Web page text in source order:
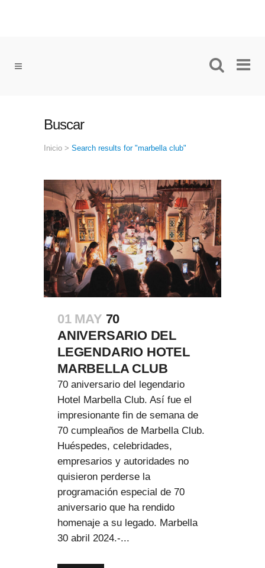
Buscar
Inicio > Search results for "marbella club"
01 MAY 70
ANIVERSARIO DEL
LEGENDARIO HOTEL
MARBELLA CLUB
70 aniversario del legendario
Hotel Marbella Club. Así fue el
impresionante fin de semana de
70 cumpleaños de Marbella Club.
Huéspedes, celebridades,
empresarios y autoridades no
quisieron perderse la
programación especial de 70
aniversario que ha rendido
homenaje a su legado. Marbella
30 abril 2024.-...